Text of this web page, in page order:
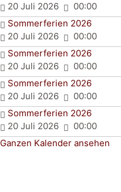
20 Juli 2026
00:00
Sommerferien 2026
20 Juli 2026
00:00
Sommerferien 2026
20 Juli 2026
00:00
Sommerferien 2026
20 Juli 2026
00:00
Sommerferien 2026
20 Juli 2026
00:00
Ganzen Kalender ansehen